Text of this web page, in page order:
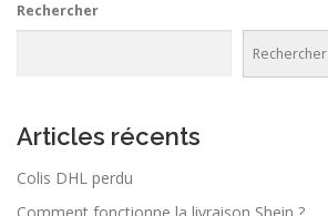
Rechercher
Rechercher
Articles récents
Colis DHL perdu